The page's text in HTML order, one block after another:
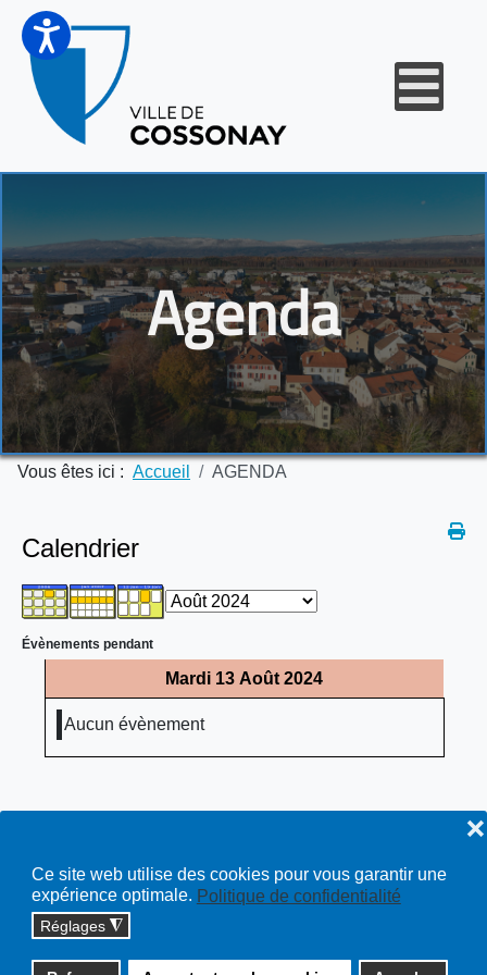
Ce site web utilise des cookies pour vous garantir une
expérience optimale. Politique de confidentialité
Réglages ◮
❌
Agenda
Vous êtes ici : Accueil AGENDA
Calendrier
Évènements pendant
Mardi 13 Août 2024
Aucun évènement
Copyright © 2026 cossonay.ch - tous droits réservés | site :